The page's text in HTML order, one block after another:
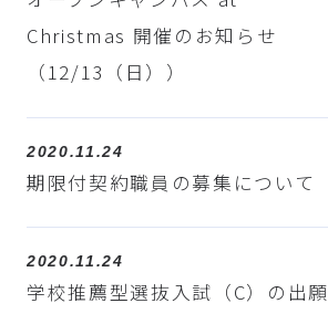
Christmas 開催のお知らせ
（12/13（日））
2020.11.24
期限付契約職員の募集について
2020.11.24
学校推薦型選抜入試（C）の出願